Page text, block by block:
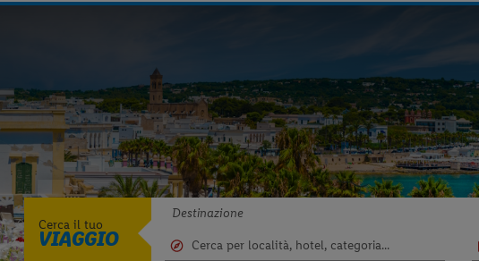
Cerca il tuo
VIAGGIO
Destinazione